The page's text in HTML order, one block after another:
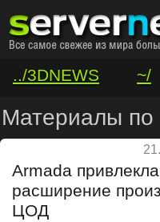
../3DNEWS ~/
/VAR/CONTACT
Материалы по
Armada
расширение
ЦОД